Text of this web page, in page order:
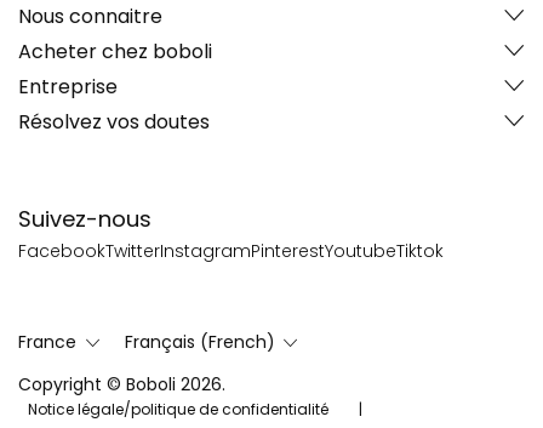
Suivez-nous
FacebookTwitterInstagramPinterestYoutubeTiktok
Nous connaitre
Acheter chez boboli
Entreprise
Résolvez vos doutes
France
Français (French)
Copyright © Boboli 2026.
Notice légale/politique de confidentialité